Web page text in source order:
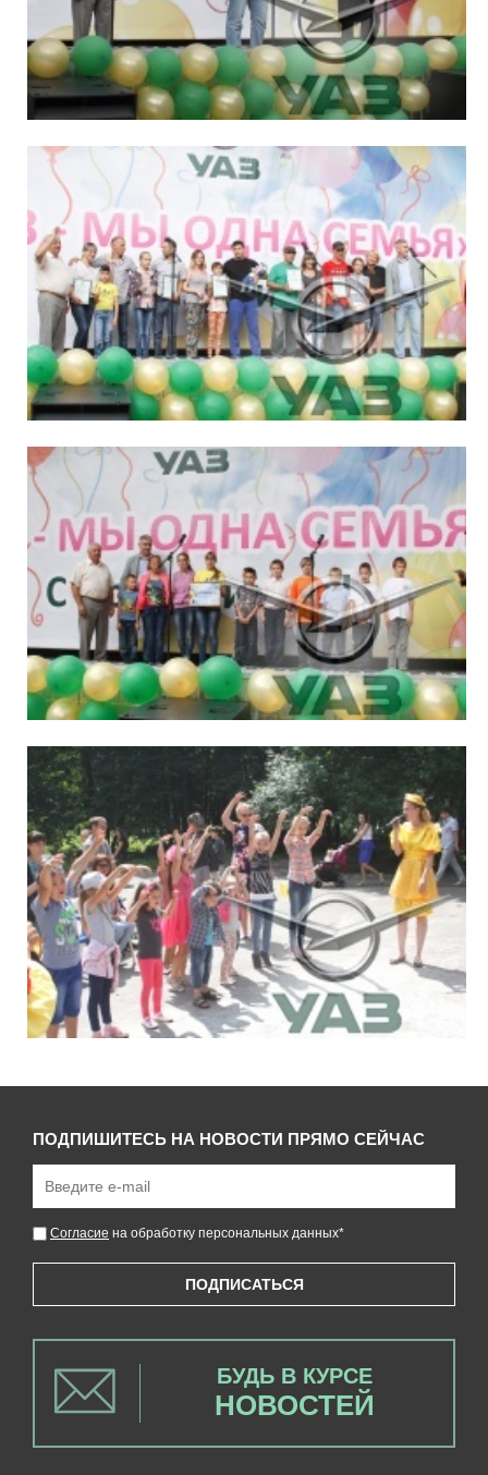
ПОДПИШИТЕСЬ НА НОВОСТИ ПРЯМО СЕЙЧАС
ПОДПИСАТЬСЯ
Согласие на обработку персональных данных*
БУДЬ В КУРСЕ
НОВОСТЕЙ